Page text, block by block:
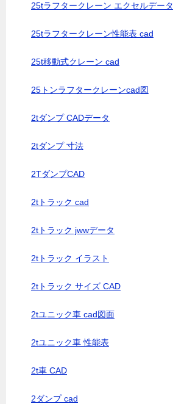
25tラフタークレーン エクセルデータ
25tラフタークレーン性能表 cad
25t移動式クレーン cad
25トンラフタークレーンcad図
2tダンプ CADデータ
2tダンプ 寸法
2TダンプCAD
2tトラック cad
2tトラック jwwデータ
2tトラック イラスト
2tトラック サイズ CAD
2tユニック車 cad図面
2tユニック車 性能表
2t車 CAD
2ダンプ cad